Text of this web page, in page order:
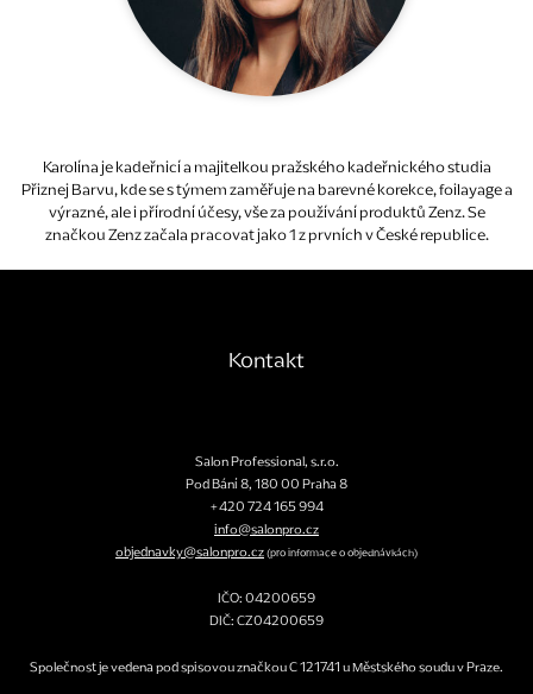
Karolína je kadeřnicí a majitelkou pražského kadeřnického studia
Přiznej Barvu, kde se s týmem zaměřuje na barevné korekce, foilayage a
výrazné, ale i přírodní účesy, vše za používání produktů Zenz. Se
značkou Zenz začala pracovat jako 1 z prvních v České republice.
Kontakt
Salon Professional, s.r.o.
Pod Bání 8,180 00Praha 8
+420 724 165 994
info@salonpro.cz
objednavky@salonpro.cz(pro informace o objednávkách)
IČO: 04200659
DIČ: CZ04200659
Společnost je vedena pod spisovou značkou C 121741 u Městského soudu v Praze.